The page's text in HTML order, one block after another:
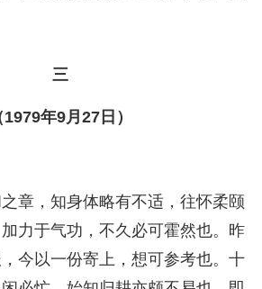
三
1979年9月27日）
章，知身体略有不适，往怀柔颐
力于气功，不久必可霍然也。昨
今以一份寄上，想可参考也。十